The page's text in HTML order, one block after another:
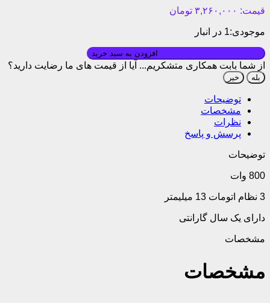
قیمت: ۳,۲۶۰,۰۰۰ تومان
موجودی:1 در انبار
از شما بابت همکاری متشکریم... آیا از قیمت های ما رضایت دارید؟
بله خیر
توضیحات
مشخصات
نظرات
پرسش و پاسخ
توضیحات
800 وات
3 نظام اتومات 13 میلیمتر
دارای یک سال گارانتی
مشخصات
مشخصات